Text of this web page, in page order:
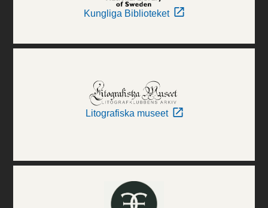
Kungliga Biblioteket
Litografiska museet